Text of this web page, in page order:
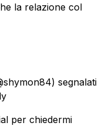
la relazione col
segnalati
per chiedermi